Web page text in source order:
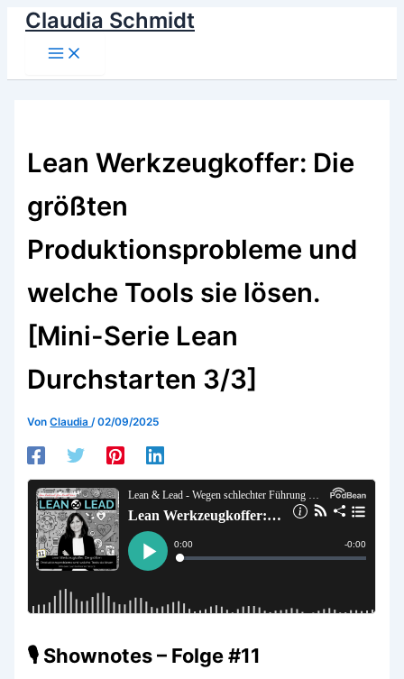
Zum
springen
Claudia Schmidt
Main
Menu
Lean Werkzeugkoffer: Die
größten
Produktionsprobleme und
welche Tools sie lösen.
[Mini-Serie Lean
Durchstarten 3/3]
VonClaudia/02/09/2025
🎙 Shownotes – Folge #11